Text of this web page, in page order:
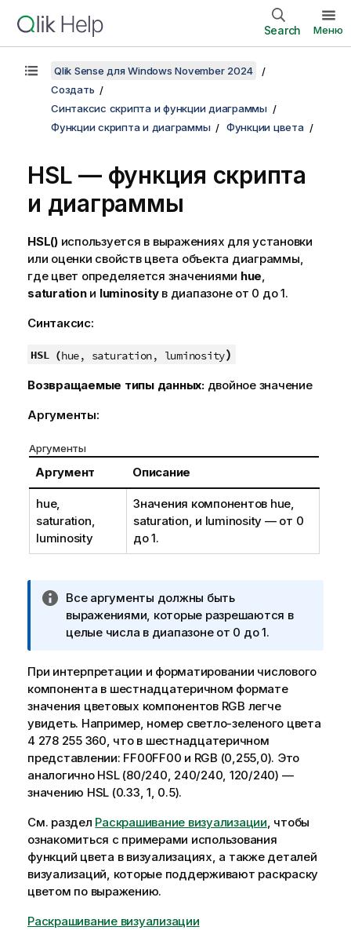
Search Меню
Qlik Sense для Windows November 2024
Создать
Синтаксис скрипта и функции диаграммы
Функции скрипта и диаграммы
Функции цвета
HSL — функция скриптa
и диаграммы
HSL()используется в выражениях для установки
или оценки свойств цвета объекта диаграммы,
где цвет определяется значениями hue,
saturationи luminosityв диапазоне от 0 до 1.
Синтаксис:
HSL (hue, saturation, luminosity)
Возвращаемые типы данных: двойное значение
Аргументы:
Аргументы
Аргумент Описание
hue,
saturation,
luminosity
Значения компонентов hue
saturation , и luminosity — от 0
до 1.
П
р
и
е
ч
а
н
и
е
к
и
ф
о
р
м
а
и
Все аргументы должны быть
выражениями, которые разрешаются в
целые числа в диапазоне от 0 до 1.
При интерпретации и форматировании числового
компонента в шестнадцатеричном формате
значения цветовых компонентов RGB легче
увидеть. Например, номер светло-зеленого цвета
4 278 255 360, что в шестнадцатеричном
представлении: FF00FF00 и RGB (0,255,0). Это
аналогично HSL (80/240, 240/240, 120/240) —
значению HSL (0.33, 1, 0.5).
См. раздел Раскрашивание визуализации , чтобы
ознакомиться с примерами использования
функций цвета в визуализациях, а также деталей
визуализаций, которые поддерживают раскраску
цветом по выражению.
Раскрашивание визуализации